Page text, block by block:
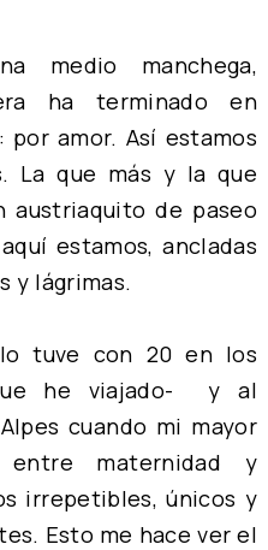
medio manchega,
ha terminado en
por amor. Así estamos
La que más y la que
austriaquito de paseo
estamos, ancladas
y lágrimas.
tuve con 20 en los
he viajado- y al
cuando mi mayor
maternidad y
irrepetibles, únicos y
Esto me hace ver el